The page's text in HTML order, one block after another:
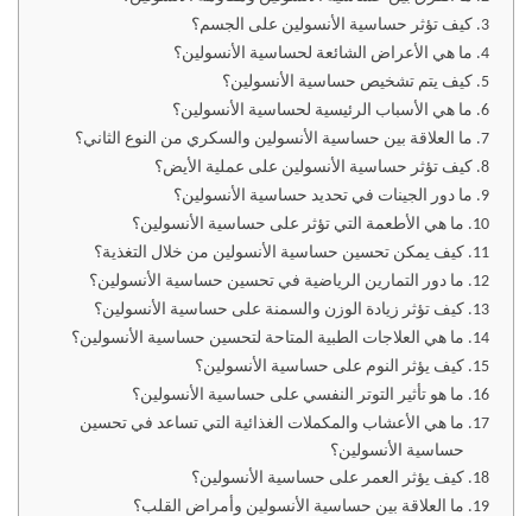
كيف تؤثر حساسية الأنسولين على الجسم؟
ما هي الأعراض الشائعة لحساسية الأنسولين؟
كيف يتم تشخيص حساسية الأنسولين؟
ما هي الأسباب الرئيسية لحساسية الأنسولين؟
ما العلاقة بين حساسية الأنسولين والسكري من النوع الثاني؟
كيف تؤثر حساسية الأنسولين على عملية الأيض؟
ما دور الجينات في تحديد حساسية الأنسولين؟
ما هي الأطعمة التي تؤثر على حساسية الأنسولين؟
كيف يمكن تحسين حساسية الأنسولين من خلال التغذية؟
ما دور التمارين الرياضية في تحسين حساسية الأنسولين؟
كيف تؤثر زيادة الوزن والسمنة على حساسية الأنسولين؟
ما هي العلاجات الطبية المتاحة لتحسين حساسية الأنسولين؟
كيف يؤثر النوم على حساسية الأنسولين؟
ما هو تأثير التوتر النفسي على حساسية الأنسولين؟
ما هي الأعشاب والمكملات الغذائية التي تساعد في تحسين
حساسية الأنسولين؟
كيف يؤثر العمر على حساسية الأنسولين؟
ما العلاقة بين حساسية الأنسولين وأمراض القلب؟